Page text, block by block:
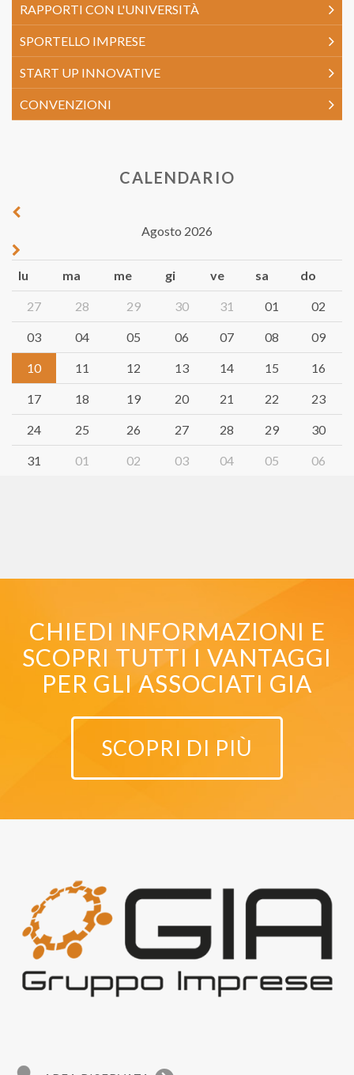
RAPPORTI CON L'UNIVERSITÀ
SPORTELLO IMPRESE
START UP INNOVATIVE
CONVENZIONI
CALENDARIO
Agosto 2026
lu ma me gi ve sa do
27 28 29 30 31 01 02
03 04 05 06 07 08 09
10 11 12 13 14 15 16
17 18 19 20 21 22 23
24 25 26 27 28 29 30
31 01 02 03 04 05 06
CHIEDI INFORMAZIONI E
SCOPRI TUTTI I VANTAGGI
PER GLI ASSOCIATI GIA
SCOPRI DI PIÙ